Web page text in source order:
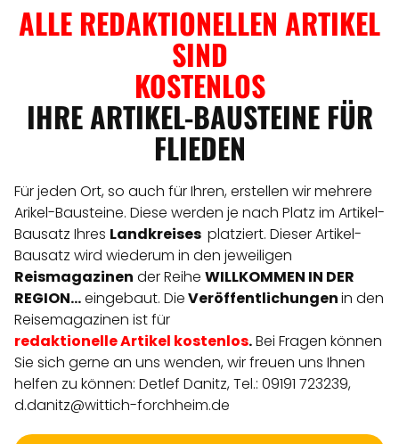
ALLE REDAKTIONELLEN ARTIKEL
SIND
KOSTENLOS
IHRE ARTIKEL-BAUSTEINE FÜR
FLIEDEN
Für jeden Ort, so auch für Ihren, erstellen wir mehrere
Arikel-Bausteine. Diese werden je nach Platz im Artikel-
Bausatz Ihres Landkreises platziert. Dieser Artikel-
Bausatz wird wiederum in den jeweiligen
Reismagazinen der Reihe WILLKOMMEN IN DER
REGION...eingebaut. DieVeröffentlichungenin den
Reisemagazinen ist für
redaktionelleArtikel kostenlos.Bei Fragen können
Sie sich gerne an uns wenden, wir freuen uns Ihnen
helfen zu können: Detlef Danitz, Tel.: 09191 723239,
d.danitz@wittich-forchheim.de